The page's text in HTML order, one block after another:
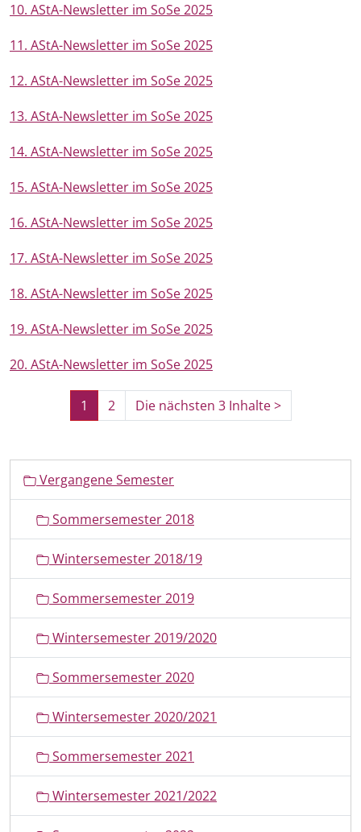
10. AStA-Newsletter im SoSe 2025
11. AStA-Newsletter im SoSe 2025
12. AStA-Newsletter im SoSe 2025
13. AStA-Newsletter im SoSe 2025
14. AStA-Newsletter im SoSe 2025
15. AStA-Newsletter im SoSe 2025
16. AStA-Newsletter im SoSe 2025
17. AStA-Newsletter im SoSe 2025
18. AStA-Newsletter im SoSe 2025
19. AStA-Newsletter im SoSe 2025
20. AStA-Newsletter im SoSe 2025
1
2 Die nächsten 3 Inhalte >
o
Vergangene Semester
Sommersemester 2018
Wintersemester 2018/19
Sommersemester 2019
Wintersemester 2019/2020
Sommersemester 2020
Wintersemester 2020/2021
Sommersemester 2021
Wintersemester 2021/2022